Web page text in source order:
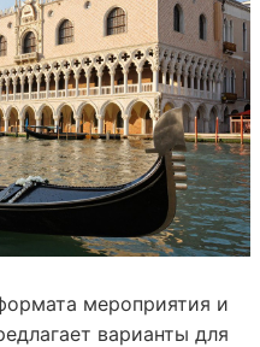
мероприятия и
варианты для